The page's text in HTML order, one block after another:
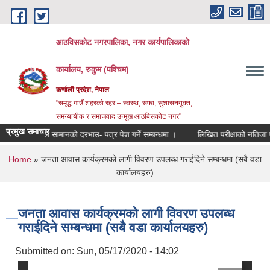
Skip to main content
आठविसकोट नगरपालिका, नगर कार्यपालिकाको
कार्यालय, रुकुम (पश्चिम)
कर्णाली प्रदेश, नेपाल
"समृद्ध गाउँ शहरको रहर – स्वस्थ, सफा, सुशासनयुक्त,
समन्यायीक र समाजवाद उन्मूख आठबिसकोट नगर"
प्रमुख समाचार
सामानको दरभाउ- पत्र पेश गर्ने सम्बन्धमा । लिखित परीक्षाको नतिजा
You are here
Home » जनता आवास कार्यक्रमको लागी विवरण उपलब्ध गराईदिने सम्बन्धमा (सबै वडा
कार्यालयहरु)
जनता आवास कार्यक्रमको लागी विवरण उपलब्ध
गराईदिने सम्बन्धमा (सबै वडा कार्यालयहरु)
Submitted on: Sun, 05/17/2020 - 14:02